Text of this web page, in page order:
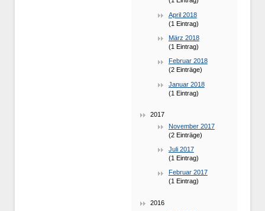
April 2018
(1 Eintrag)
März 2018
(1 Eintrag)
Februar 2018
(2 Einträge)
Januar 2018
(1 Eintrag)
2017
November 2017
(2 Einträge)
Juli 2017
(1 Eintrag)
Februar 2017
(1 Eintrag)
2016